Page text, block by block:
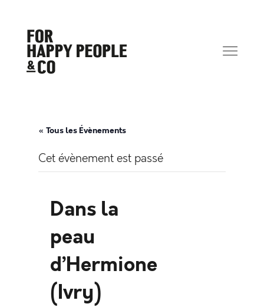
« Tous les Évènements
Cet évènement est passé
Dans la
peau
d’Hermione
(Ivry)